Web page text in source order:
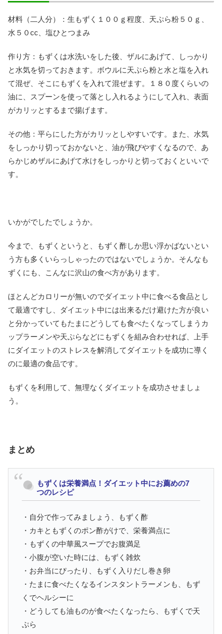
材料（二人分）：生もずく１００ｇ程度、天ぷら粉５０ｇ、
水５０cc、塩ひとつまみ
作り方：もずくは水洗いをした後、ザルにあげて、しっかり
と水気を切っておきます。ボウルに天ぷら粉と水と塩を入れ
て混ぜ、そこにもずくを入れて混ぜます。１８０度くらいの
油に、スプーンを使って落とし入れるようにして入れ、表面
がカリッとするまで揚げます。
その他：平らにした方がカリッとしやすいです。また、水気
をしっかり切っておかないと、油が飛びやすくなるので、あ
らかじめザルにあげて水けをしっかりと切っておくといいで
す。
いかがでしたでしょうか。
今まで、もずくというと、もずく酢しか思い浮かばないとい
う方も多くいらっしゃったのではないでしょうか。そんなも
ずくにも、こんなに沢山の食べ方があります。
ほとんどカロリーが無いのでダイエット中に食べる食品とし
て最適ですし、ダイエット中には出来るだけ避けた方が良い
と分かっていてもたまにどうしても食べたくなってしまうカ
ップラーメンや天ぷらなどにもずくを組み合わせれば、上手
にダイエットのストレスを解消してダイエットを成功に導く
のに最適の食品です。
もずくを利用して、無理なくダイエットを成功させましょ
う。
まとめ
もずくは栄養満点！ダイエット中にお薦めの7
つのレシピ
・自分で作ってみましょう、もずく酢
・カキともずくのポン酢がけで、栄養満点に
・もずくの中華風スープでお腹満足
・小腹が空いた時には、もずく雑炊
・お弁当にぴったり、もずく入りだし巻き卵
・たまに食べたくなるインスタントラーメンも、もず
くでヘルシーに
・どうしても油ものが食べたくなったら、もずくで天
ぷら